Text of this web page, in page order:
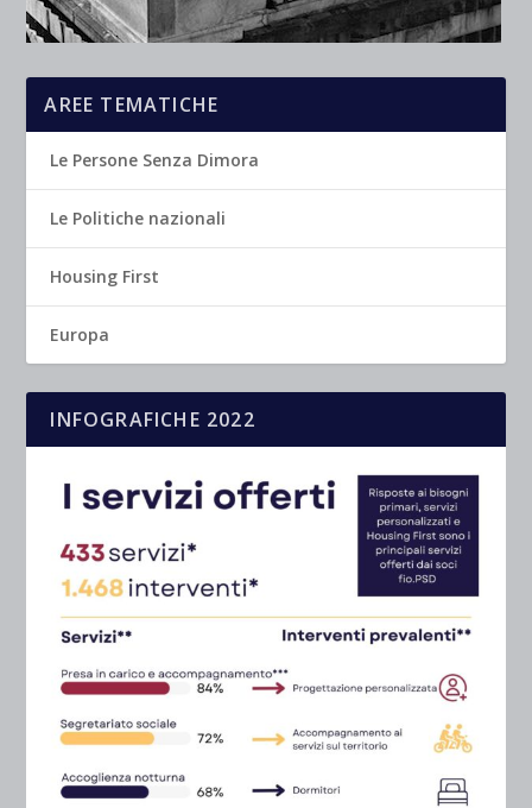
AREE TEMATICHE
Le Persone Senza Dimora
Le Politiche nazionali
Housing First
Europa
INFOGRAFICHE 2022